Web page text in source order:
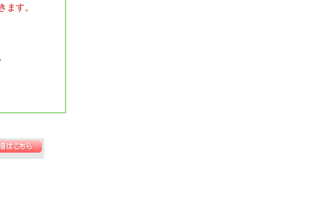
ます。